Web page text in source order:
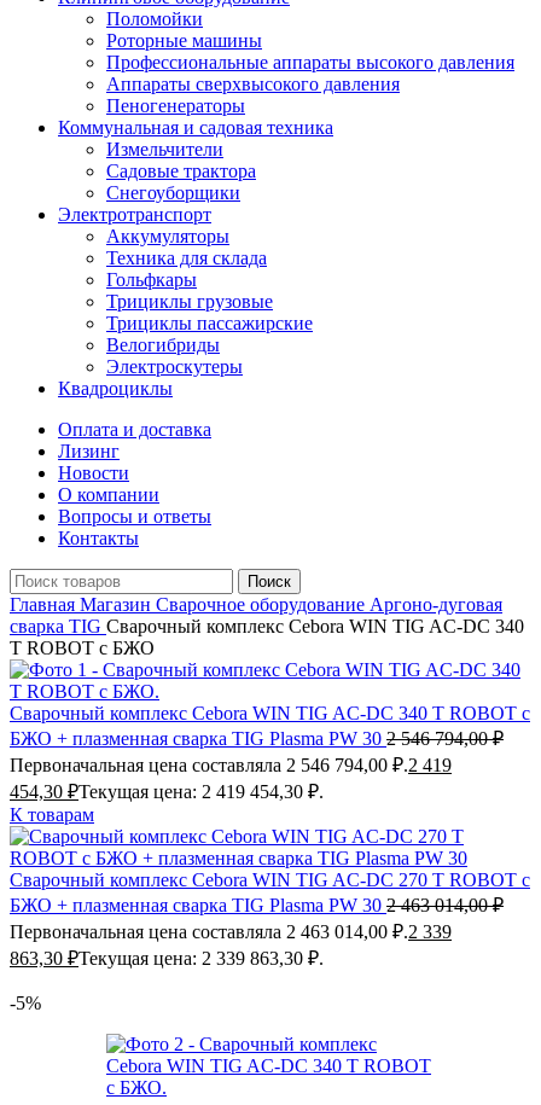
Поломойки
Роторные машины
Профессиональные аппараты высокого давления
Аппараты сверхвысокого давления
Пеногенераторы
Коммунальная и садовая техника
Измельчители
Садовые трактора
Снегоуборщики
Электротранспорт
Аккумуляторы
Техника для склада
Гольфкары
Трициклы грузовые
Трициклы пассажирские
Велогибриды
Электроскутеры
Квадроциклы
Оплата и доставка
Лизинг
Новости
О компании
Вопросы и ответы
Контакты
Поиск
Главная Магазин Сварочное оборудование Аргоно-дуговая
сварка TIG Сварочный комплекс Cebora WIN TIG AC-DC 340
T ROBOT с БЖО
Сварочный комплекс Cebora WIN TIG AC-DC 340 T ROBOT с
БЖО + плазменная сварка TIG Plasma PW 30 2 546 794,00₽
Первоначальная цена составляла 2 546 794,00 ₽.2 419
454,30 ₽Текущая цена: 2 419 454,30 ₽.
К товарам
Сварочный комплекс Cebora WIN TIG AC-DC 270 T ROBOT с
БЖО + плазменная сварка TIG Plasma PW 30 2 463 014,00₽
Первоначальная цена составляла 2 463 014,00 ₽.2 339
863,30 ₽Текущая цена: 2 339 863,30 ₽.
-5%